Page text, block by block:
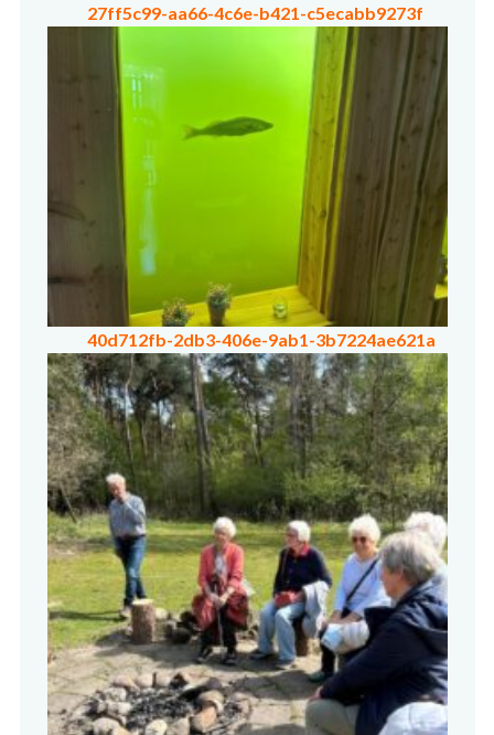
27ff5c99-aa66-4c6e-b421-c5ecabb9273f
40d712fb-2db3-406e-9ab1-3b7224ae621a